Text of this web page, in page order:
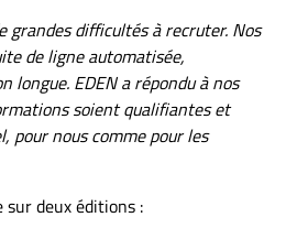
grandes difficultés à recruter. Nos
de ligne automatisée,
longue. EDEN a répondu à nos
soient qualifiantes et
pour nous comme pour les
sur deux éditions :